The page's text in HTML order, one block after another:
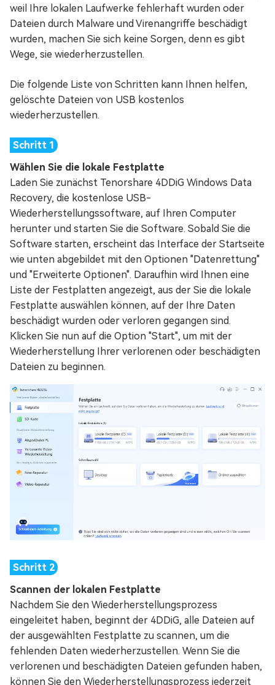
weil Ihre lokalen Laufwerke fehlerhaft wurden oder
Dateien durch Malware und Virenangriffe beschädigt
wurden, machen Sie sich keine Sorgen, denn es gibt
Wege, sie wiederherzustellen.
Die folgende Liste von Schritten kann Ihnen helfen,
gelöschte Dateien von USB kostenlos
wiederherzustellen.
Wählen Sie die lokale Festplatte
Laden Sie zunächst Tenorshare 4DDiG Windows Data
Recovery, die kostenlose USB-
Wiederherstellungssoftware, auf Ihren Computer
herunter und starten Sie die Software. Sobald Sie die
Software starten, erscheint das Interface der Startseite
wie unten abgebildet mit den Optionen "Datenrettung"
und "Erweiterte Optionen". Daraufhin wird Ihnen eine
Liste der Festplatten angezeigt, aus der Sie die lokale
Festplatte auswählen können, auf der Ihre Daten
beschädigt wurden oder verloren gegangen sind.
Klicken Sie nun auf die Option "Start", um mit der
Wiederherstellung Ihrer verlorenen oder beschädigten
Dateien zu beginnen.
Scannen der lokalen Festplatte
Nachdem Sie den Wiederherstellungsprozess
eingeleitet haben, beginnt der 4DDiG, alle Dateien auf
der ausgewählten Festplatte zu scannen, um die
fehlenden Daten wiederherzustellen. Wenn Sie die
verlorenen und beschädigten Dateien gefunden haben,
können Sie den Wiederherstellungsprozess jederzeit